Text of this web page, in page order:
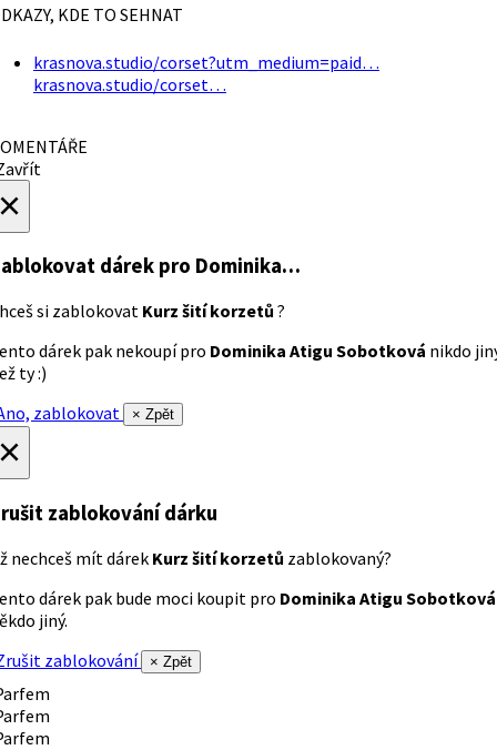
KDE TO SEHNAT
krasnova.studio/corset?utm_medium=paid…
krasnova.studio/corset…
dárek pro Dominika…
si zablokovat Kurz šití korzetů ?
dárek pak nekoupí pro Dominika Atigu Sobotková nikdo
ty :)
zablokovat
× Zpět
zablokování dárku
nechceš mít dárek Kurz šití korzetů zablokovaný?
dárek pak bude moci koupit pro Dominika Atigu Sobotková
jiný.
zablokování
× Zpět